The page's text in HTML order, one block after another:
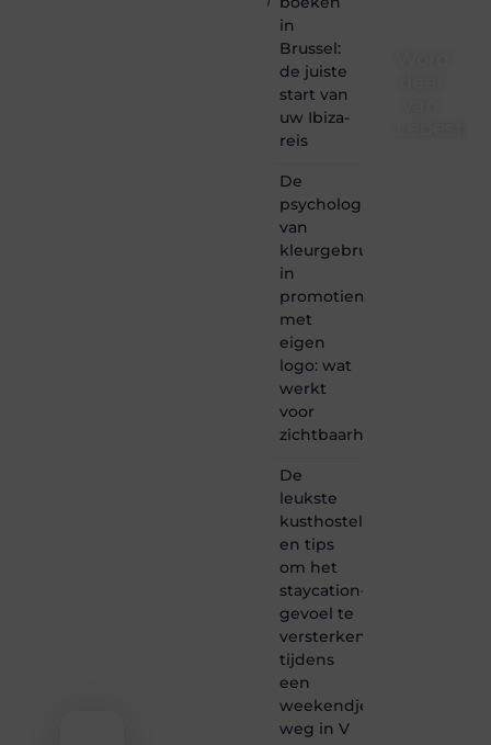
in
Brussel:
de juiste
start van
uw Ibiza-
reis
De
psychologie
van
kleurgebruik
in
promotiemateriaal
met
eigen
logo: wat
werkt
voor
zichtbaarheid
De
leukste
kusthostels
en tips
om het
staycation-
gevoel te
versterken
tijdens
een
weekendje
weg in V